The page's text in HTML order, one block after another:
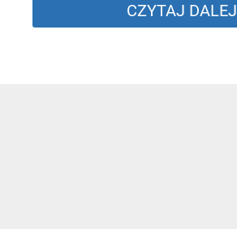
CZYTAJ DALEJ